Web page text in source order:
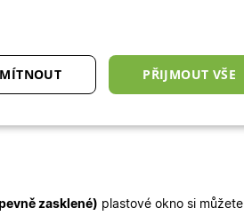
zasklené) plastové okno si
PŘIJMOUT VŠE
Funkční